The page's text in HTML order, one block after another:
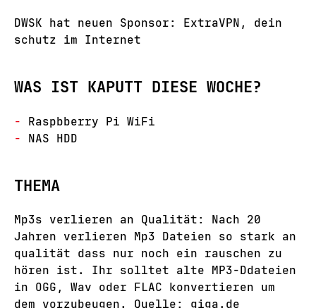
DWSK hat neuen Sponsor: ExtraVPN, dein
schutz im Internet
WAS IST KAPUTT DIESE WOCHE?
Raspbberry Pi WiFi
NAS HDD
THEMA
Mp3s verlieren an Qualität: Nach 20
Jahren verlieren Mp3 Dateien so stark an
qualität dass nur noch ein rauschen zu
hören ist. Ihr solltet alte MP3-Ddateien
in OGG, Wav oder FLAC konvertieren um
dem vorzubeugen. Quelle: giga.de